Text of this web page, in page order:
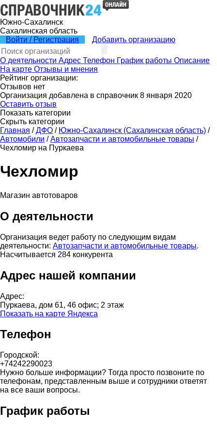
Южно-Сахалинск
Сахалинская область
Войти / Регистрация
Добавить организацию
О деятельности Адрес Телефон График работы Описание
На карте Отзывы и мнения
Рейтинг организации:
Отзывов нет
Организация добавлена в справочник 8 января 2020
Оставить отзыв
Показать категории
Скрыть категории
Главная / ДФО / Южно-Сахалинск (Сахалинская область) /
Автомобили / Автозапчасти и автомобильные товары /
Чехломир на Пуркаева
Чехломир
Магазин автотоваров
О деятельности
Организация ведет работу по следующим видам
деятельности: Автозапчасти и автомобильные товары.
Насчитывается 284 конкурента
Адрес нашей компании
Адрес:
Пуркаева, дом 61, 46 офис; 2 этаж
Показать на карте Яндекса
Телефон
Городской:
+74242290023
Нужно больше информации? Тогда просто позвоните по
телефонам, представленным выше и сотрудники ответят
на все ваши вопросы.
График работы